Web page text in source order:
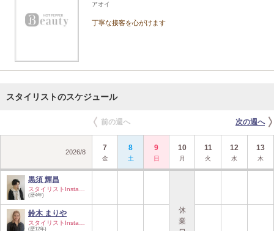
アオイ
丁寧な接客を心がけます
スタイリストのスケジュール
前の週へ 次の週へ
2026/8 7
金
8
土
9
日
10
月
11
火
12
水
13
木
黒須 輝昌
(歴4年)
鈴木 まりや
(歴12年)
休
業